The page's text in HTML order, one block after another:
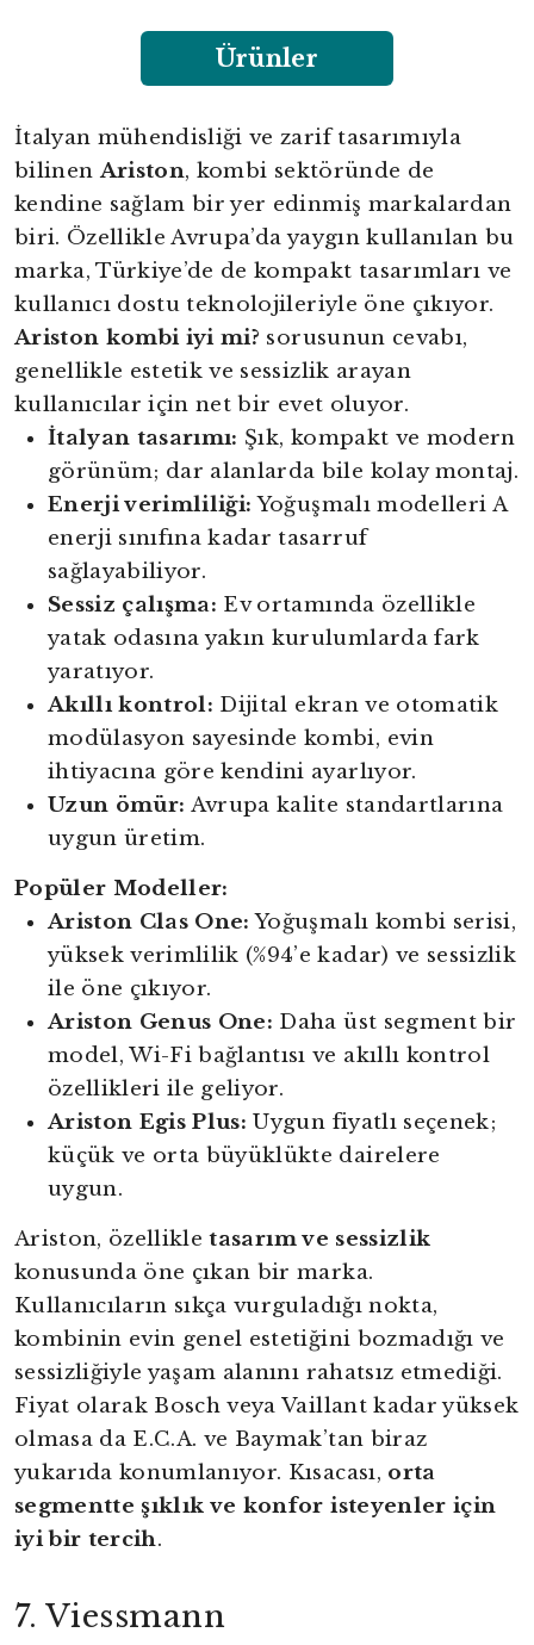
Ürünler
İtalyan mühendisliği ve zarif tasarımıyla
bilinenAriston, kombi sektöründe de
kendine sağlam bir yer edinmiş markalardan
biri. Özellikle Avrupa’da yaygın kullanılan bu
marka, Türkiye’de de kompakt tasarımları ve
kullanıcı dostu teknolojileriyle öne çıkıyor.
Ariston kombi iyi mi? sorusunun cevabı,
genellikle estetik ve sessizlik arayan
kullanıcılar için net bir evet oluyor.
İtalyan tasarımı: Şık, kompakt ve modern
görünüm; dar alanlarda bile kolay montaj.
Enerji verimliliği: Yoğuşmalı modelleri A
enerji sınıfına kadar tasarruf
sağlayabiliyor.
Sessiz çalışma: Ev ortamında özellikle
yatak odasına yakın kurulumlarda fark
yaratıyor.
Akıllı kontrol: Dijital ekran ve otomatik
modülasyon sayesinde kombi, evin
ihtiyacına göre kendini ayarlıyor.
Uzun ömür: Avrupa kalite standartlarına
uygun üretim.
Popüler Modeller:
Ariston Clas One: Yoğuşmalı kombi serisi,
yüksek verimlilik (%94’e kadar) ve sessizlik
ile öne çıkıyor.
Ariston Genus One: Daha üst segment bir
model, Wi-Fi bağlantısı ve akıllı kontrol
özellikleri ile geliyor.
Ariston Egis Plus: Uygun fiyatlı seçenek;
küçük ve orta büyüklükte dairelere
uygun.
Ariston, özellikletasarım ve sessizlik
konusunda öne çıkan bir marka.
Kullanıcıların sıkça vurguladığı nokta,
kombinin evin genel estetiğini bozmadığı ve
sessizliğiyle yaşam alanını rahatsız etmediği.
Fiyat olarak Bosch veya Vaillant kadar yüksek
olmasa da E.C.A. ve Baymak’tan biraz
yukarıda konumlanıyor. Kısacası, orta
segmentte şıklık ve konfor isteyenler için
iyi bir tercih.
7. Viessmann